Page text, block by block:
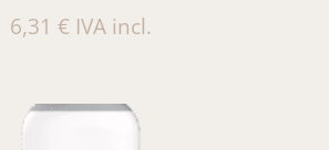
6,31 € IVA incl.